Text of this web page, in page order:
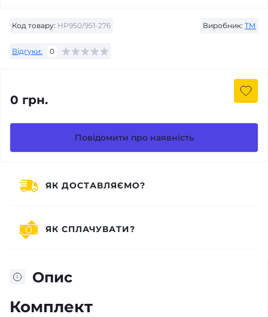
Код товару: HP950/951-276 Виробник: ТМ
Відгуки: 0
0 грн.
Повідомити про наявність
Опис
Комплект
ЯК ДОСТАВЛЯЄМО?
ЯК СПЛАЧУВАТИ?